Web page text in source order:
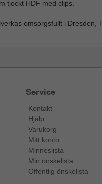
tjockt HDF med clips.
omsorgsfullt i Dresden,
Service
Kontakt
Hjälp
Varukorg
Mitt konto
Minneslista
Min önskelista
Offentlig önskelista